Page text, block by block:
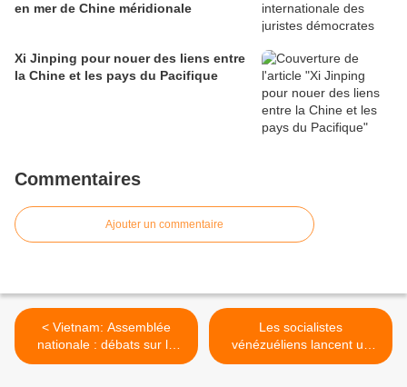
en mer de Chine méridionale
Xi Jinping pour nouer des liens entre
la Chine et les pays du Pacifique
Commentaires
Ajouter un commentaire
< Vietnam: Assemblée
nationale : débats sur le
vote de confiance
Les socialistes
vénézuéliens lancent un
appel au débat permanent